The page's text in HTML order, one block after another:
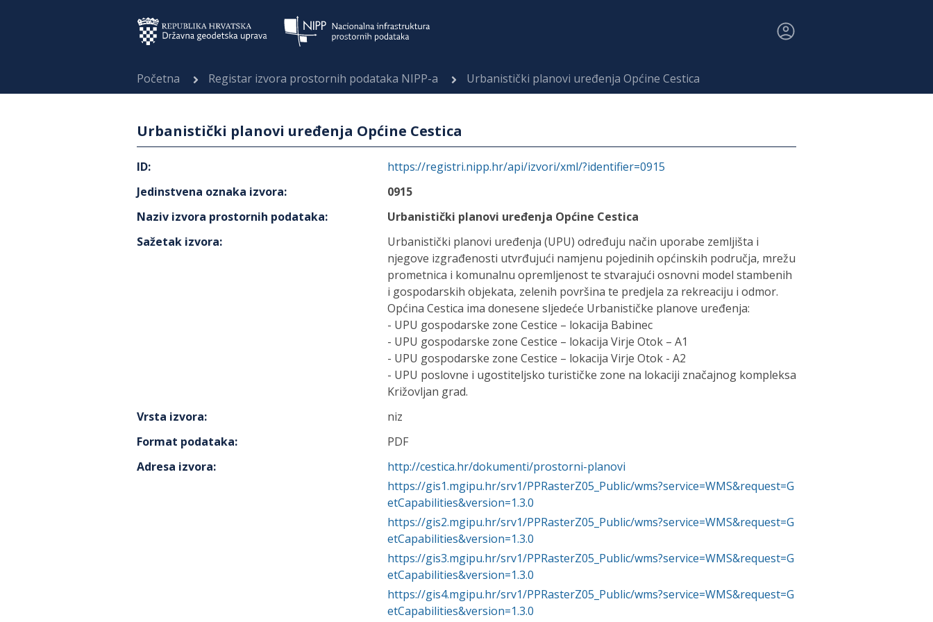
Početna Registar izvora prostornih podataka NIPP-a Urbanistički planovi uređenja Općine Cestica
Urbanistički planovi uređenja Općine Cestica
ID:
https://registri.nipp.hr/api/izvori/xml/?identifier=0915
Jedinstvena oznaka izvora:
0915
Naziv izvora prostornih podataka:
Urbanistički planovi uređenja Općine Cestica
Sažetak izvora:
Urbanistički planovi uređenja (UPU) određuju način uporabe zemljišta i
njegove izgrađenosti utvrđujući namjenu pojedinih općinskih područja, mrežu
prometnica i komunalnu opremljenost te stvarajući osnovni model stambenih
i gospodarskih objekata, zelenih površina te predjela za rekreaciju i odmor.
Općina Cestica ima donesene sljedeće Urbanističke planove uređenja:
- UPU gospodarske zone Cestice – lokacija Babinec
- UPU gospodarske zone Cestice – lokacija Virje Otok – A1
- UPU gospodarske zone Cestice – lokacija Virje Otok - A2
- UPU poslovne i ugostiteljsko turističke zone na lokaciji značajnog kompleksa
Križovljan grad.
Vrsta izvora:
niz
Format podataka:
PDF
Adresa izvora:
http://cestica.hr/dokumenti/prostorni-planovi
https://gis1.mgipu.hr/srv1/PPRasterZ05_Public/wms?service=WMS&request=G
etCapabilities&version=1.3.0
https://gis2.mgipu.hr/srv1/PPRasterZ05_Public/wms?service=WMS&request=G
etCapabilities&version=1.3.0
https://gis3.mgipu.hr/srv1/PPRasterZ05_Public/wms?service=WMS&request=G
etCapabilities&version=1.3.0
https://gis4.mgipu.hr/srv1/PPRasterZ05_Public/wms?service=WMS&request=G
etCapabilities&version=1.3.0